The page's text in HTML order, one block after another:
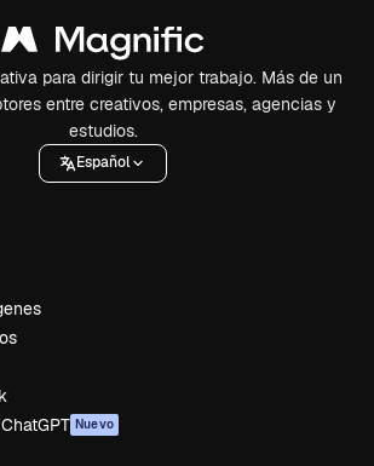
para dirigir tu mejor trabajo. Más de un
entre creativos, empresas, agencias y
estudios.
Español
Nuevo